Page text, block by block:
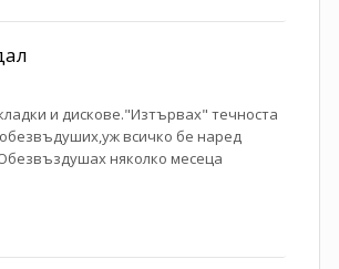
и дискове."Изтървах" течноста
всичко бе наред
няколко месеца